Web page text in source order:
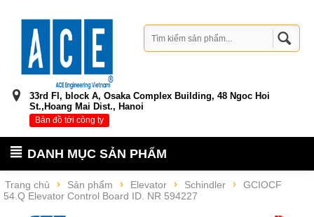
33rd Fl, block A, Osaka Complex Building, 48 Ngoc Hoi
St.,Hoang Mai Dist., Hanoi
Bản đồ tới công ty
DANH MỤC SẢN PHẨM
Trang chủ Sản phẩm Elevator Schindler
GCIOCF
54.Q Elevator Control Board ID. NR 594227